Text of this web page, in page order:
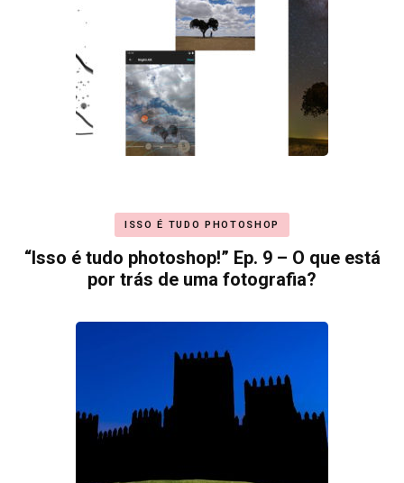
ISSO É TUDO PHOTOSHOP
“Isso é tudo photoshop!” Ep. 9 – O que está
por trás de uma fotografia?